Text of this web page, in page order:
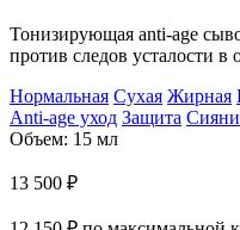
Тонизирующая anti-age
против следов усталости в
Нормальная Сухая Жирная
Anti-age уход Защита
Объем: 15 мл
13 500 ₽